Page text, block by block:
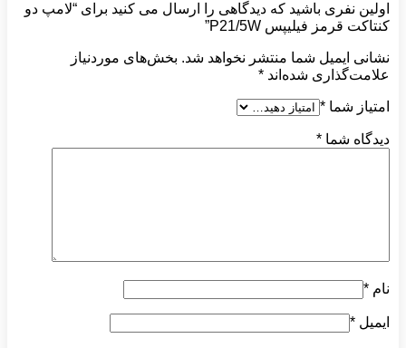
اولین نفری باشید که دیدگاهی را ارسال می کنید برای “لامپ دو
کنتاکت قرمز فیلیپس P21/5W”
نشانی ایمیل شما منتشر نخواهد شد. بخش‌های موردنیاز
علامت‌گذاری شده‌اند *
امتیاز شما *
دیدگاه شما *
نام *
ایمیل *